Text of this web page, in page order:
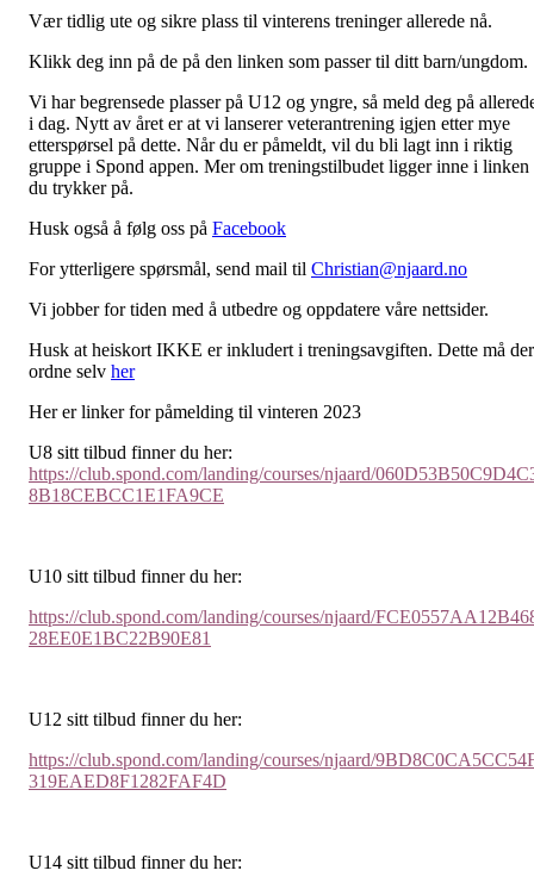
Vær tidlig ute og sikre plass til vinterens treninger allerede nå.
Klikk deg inn på de på den linken som passer til ditt barn/ungdom.
Vi har begrensede plasser på U12 og yngre, så meld deg på
i dag. Nytt av året er at vi lanserer veterantrening igjen etter mye
etterspørsel på dette. Når du er påmeldt, vil du bli lagt inn i riktig
gruppe i Spond appen. Mer om treningstilbudet ligger inne i linken
du trykker på.
Husk også å følg oss på Facebook
For ytterligere spørsmål, send mail til Christian@njaard.no
Vi jobber for tiden med å utbedre og oppdatere våre nettsider.
Husk at heiskort IKKE er inkludert i treningsavgiften. Dette må
ordne selv her
Her er linker for påmelding til vinteren 2023
U8 sitt tilbud finner du her:
https://club.spond.com/landing/courses/njaard/
8B18CEBCC1E1FA9CE
U10 sitt tilbud finner du her:
https://club.spond.com/landing/courses/njaard/
28EE0E1BC22B90E81
U12 sitt tilbud finner du her:
https://club.spond.com/landing/courses/njaard/
319EAED8F1282FAF4D
U14 sitt tilbud finner du her: